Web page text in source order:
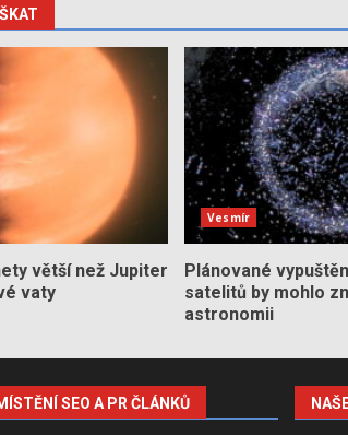
větší než Jupiter
vaty
Vesmír
Plánované
satelitů by mohlo
astronomii
SEO A PR ČLÁNKŮ